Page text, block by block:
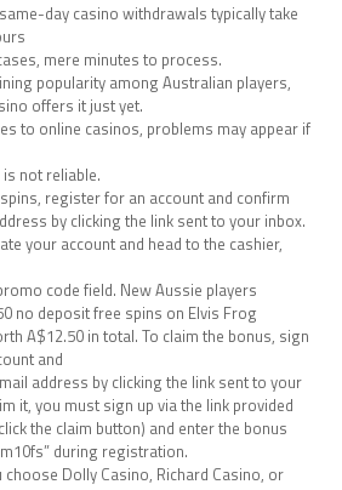
day casino withdrawals typically take
mere minutes to process.
popularity among Australian players,
offers it just yet.
to online casinos, problems may appear if
not reliable.
register for an account and confirm
by clicking the link sent to your inbox.
your account and head to the cashier,
code field. New Aussie players
no deposit free spins on Elvis Frog
A$12.50 in total. To claim the bonus, sign
and
address by clicking the link sent to your
it, you must sign up via the link provided
the claim button) and enter the bonus
during registration.
choose Dolly Casino, Richard Casino, or